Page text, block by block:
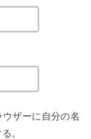
ザーに自分の名
。